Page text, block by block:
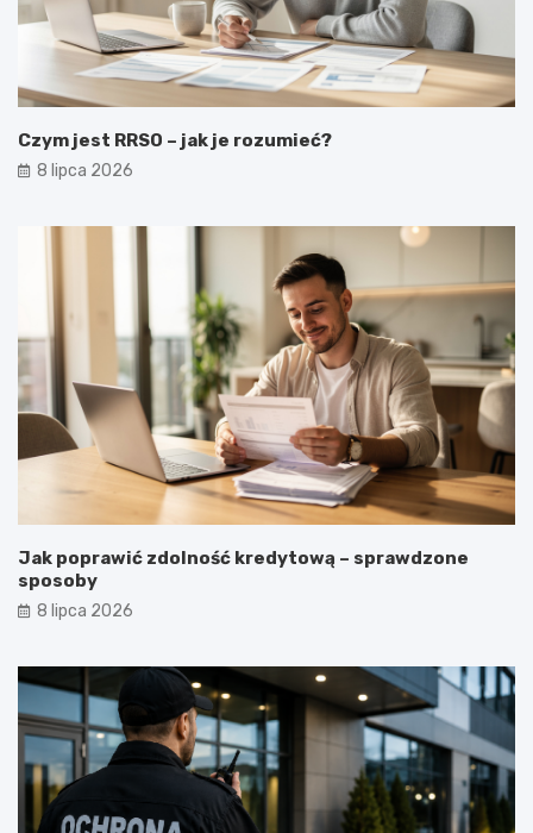
Czym jest RRSO – jak je rozumieć?
8 lipca 2026
Jak poprawić zdolność kredytową – sprawdzone
sposoby
8 lipca 2026